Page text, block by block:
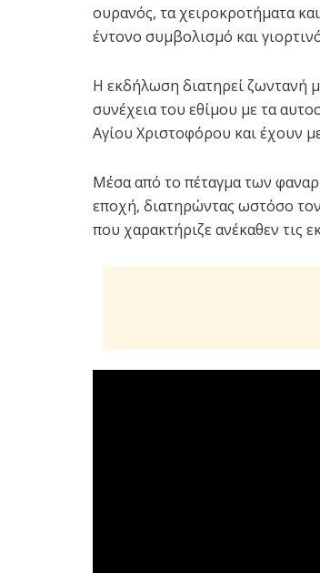
ουρανός, τα χειροκροτήματα
έντονο συμβολισμό και
Η εκδήλωση διατηρεί ζωντανή
συνέχεια του εθίμου με τα
Αγίου Χριστοφόρου και έχουν
Μέσα από το πέταγμα των
εποχή, διατηρώντας ωστόσο
που χαρακτήριζε ανέκαθεν τις